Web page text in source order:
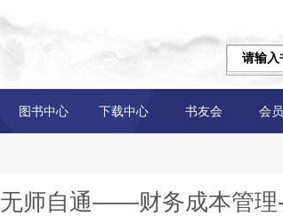
图书中心 下载中心 书友会 会
无师自通——财务成本管理